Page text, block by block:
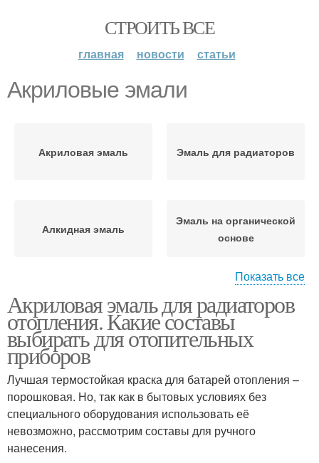
СТРОИТЬ ВСЕ
главная новости статьи
Акриловые эмали
Акриловая эмаль Эмаль для радиаторов
Алкидная эмаль
Эмаль на органической
основе
Алкидные эмали Молотковые эмали
Показать все
Акриловая эмаль для радиаторов
отопления. Какие составы
выбирать для отопительных
приборов
Лучшая термостойкая краска для батарей отопления –
порошковая. Но, так как в бытовых условиях без
специального оборудования использовать её
невозможно, рассмотрим составы для ручного
нанесения.